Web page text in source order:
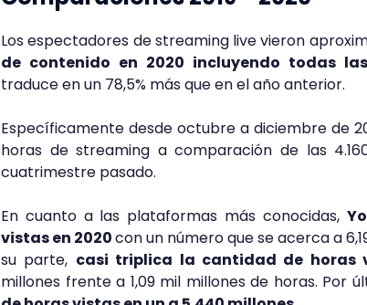
Los espectadores de streaming live vieron
de contenido en 2020 incluyendo todas
traduce en un 78,5% más que en el año anterior.
Específicamente desde octubre a diciembre de
horas de streaming a comparación de las
cuatrimestre pasado.
En cuanto a las plataformas más conocidas,
vistas en 2020con un número que se acerca a
su parte, casi triplica la cantidad de horas
millones frente a 1,09 mil millones de horas. Por